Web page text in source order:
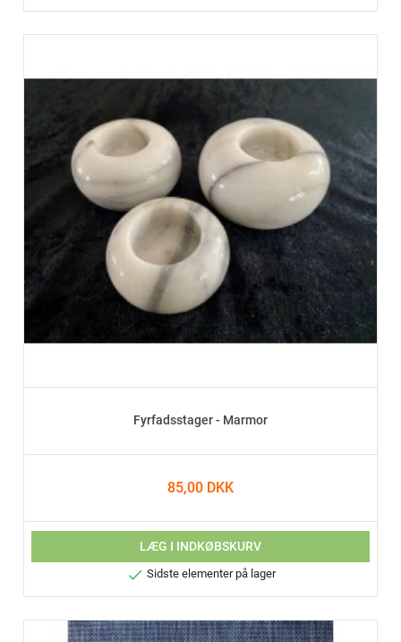
Fyrfadsstager - Marmor
85,00 DKK
LÆG I INDKØBSKURV
 Sidste elementer på lager